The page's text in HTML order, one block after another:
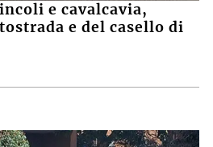
e cavalcavia,
e del casello di